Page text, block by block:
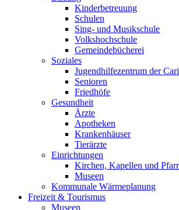
Kinderbetreuung
Schulen
Sing- und Musikschule
Volkshochschule
Gemeindebücherei
Soziales
Jugendhilfezentrum der
Senioren
Friedhöfe
Gesundheit
Ärzte
Apotheken
Krankenhäuser
Tierärzte
Einrichtungen
Kirchen, Kapellen und
Museen
Kommunale Wärmeplanung
Freizeit & Tourismus
Museen